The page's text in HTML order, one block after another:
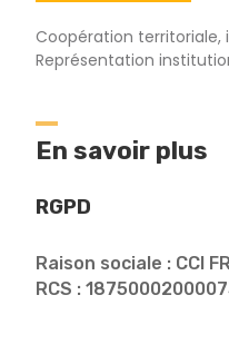
Coopération territoriale,
Représentation
En savoir plus
RGPD
Raison sociale : CCI
RCS :